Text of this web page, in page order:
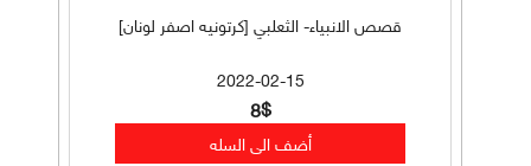
قصص الانبياء- الثعلبي [كرتونيه اصفر لونان]
2022-02-15
8$